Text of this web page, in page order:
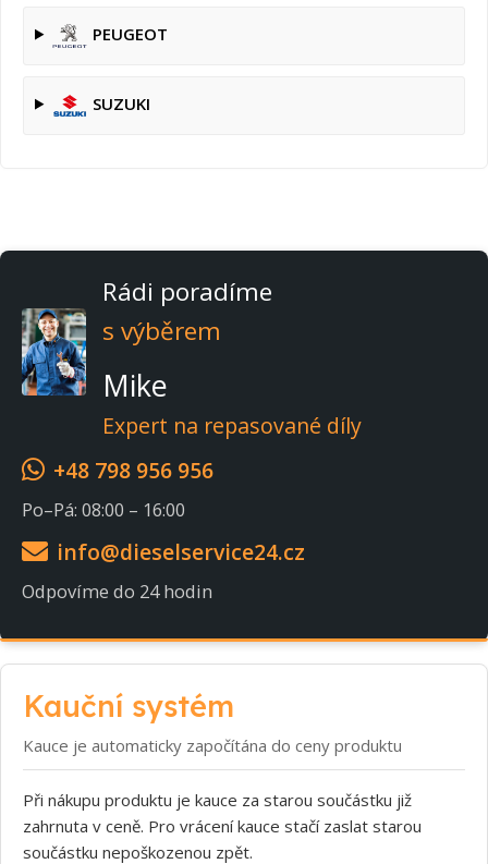
PEUGEOT
SUZUKI
Rádi poradíme
s výběrem
Mike
Expert na repasované díly
+48 798 956 956
Po–Pá: 08:00 – 16:00
info@dieselservice24.cz
Odpovíme do 24 hodin
Kauční systém
Kauce je automaticky započítána do ceny produktu
Při nákupu produktu je kauce za starou součástku již
zahrnuta v ceně. Pro vrácení kauce stačí zaslat starou
součástku nepoškozenou zpět.